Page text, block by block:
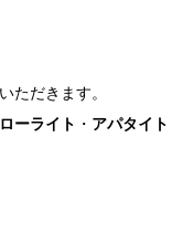
ただきます。
ーライト ・ アパタイト